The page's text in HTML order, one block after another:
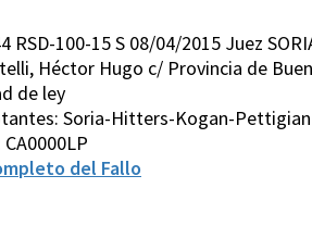
RSD-100-15 S 08/04/2015 Juez
Héctor Hugo c/ Provincia de
de ley
Soria-Hitters-Kogan-
del Fallo